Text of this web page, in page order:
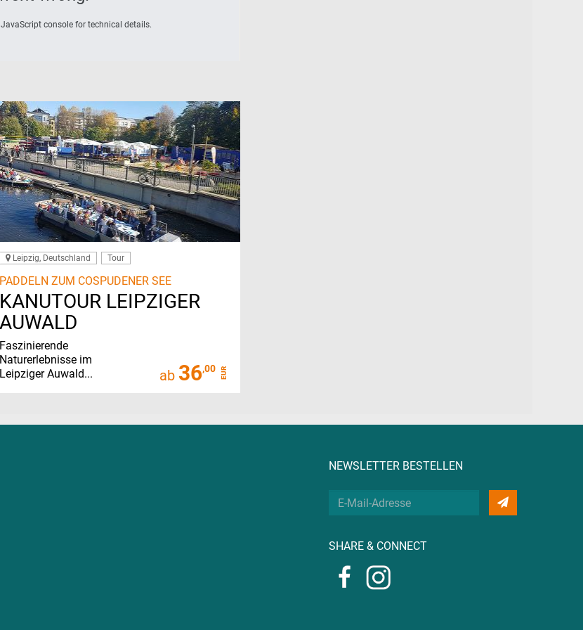
console for technical details.
Leipzig, Deutschland Tour
PADDELN ZUM COSPUDENER SEE
KANUTOUR LEIPZIGER
AUWALD
Faszinierende
Naturerlebnisse im
Leipziger Auwald...
ab 36,00 EUR
NEWSLETTER BESTELLEN
Deine
E-
SHARE & CONNECT